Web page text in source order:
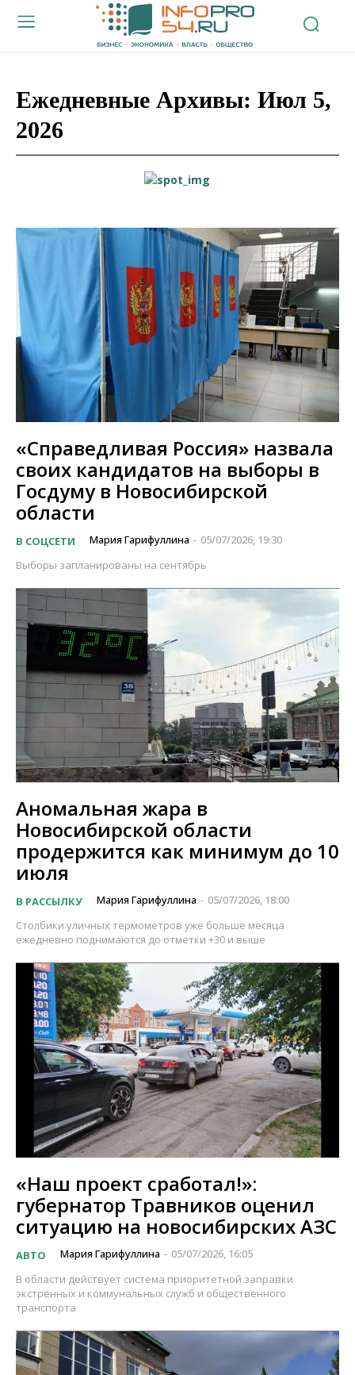
Ежедневные Архивы: Июл 5,
2026
«Справедливая Россия» назвала
своих кандидатов на выборы в
Госдуму в Новосибирской
области
В СОЦСЕТИ Мария Гарифуллина - 05/07/2026, 19:30
Выборы запланированы на сентябрь
Аномальная жара в
Новосибирской области
продержится как минимум до 10
июля
В РАССЫЛКУ Мария Гарифуллина - 05/07/2026, 18:00
Столбики уличных термометров уже больше месяца
ежедневно поднимаются до отметки +30 и выше
«Наш проект сработал!»:
губернатор Травников оценил
ситуацию на новосибирских АЗС
АВТО Мария Гарифуллина - 05/07/2026, 16:05
В области действует система приоритетной заправки
экстренных и коммунальных служб и общественного
транспорта